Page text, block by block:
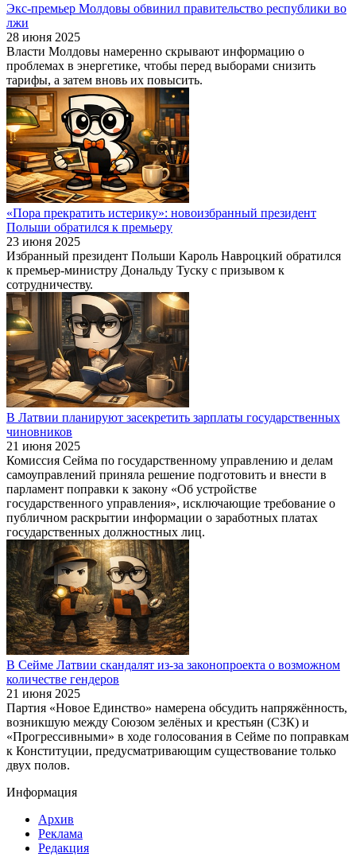
Экс-премьер Молдовы обвинил правительство республики во
лжи
28 июня 2025
Власти Молдовы намеренно скрывают информацию о
проблемах в энергетике, чтобы перед выборами снизить
тарифы, а затем вновь их повысить.
«Пора прекратить истерику»: новоизбранный президент
Польши обратился к премьеру
23 июня 2025
Избранный президент Польши Кароль Навроцкий обратился
к премьер-министру Дональду Туску с призывом к
сотрудничеству.
В Латвии планируют засекретить зарплаты государственных
чиновников
21 июня 2025
Комиссия Сейма по государственному управлению и делам
самоуправлений приняла решение подготовить и внести в
парламент поправки к закону «Об устройстве
государственного управления», исключающие требование о
публичном раскрытии информации о заработных платах
государственных должностных лиц.
В Сейме Латвии скандалят из-за законопроекта о возможном
количестве гендеров
21 июня 2025
Партия «Новое Единство» намерена обсудить напряжённость,
возникшую между Союзом зелёных и крестьян (СЗК) и
«Прогрессивными» в ходе голосования в Сейме по поправкам
к Конституции, предусматривающим существование только
двух полов.
Информация
Архив
Реклама
Редакция